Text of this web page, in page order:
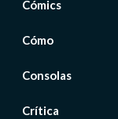
Cómics
Cómo
Consolas
Crítica